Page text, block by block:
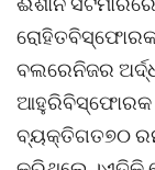
ରୋହିତବିସ୍ଫୋରକ
ବଲରେନିଜର
ଆହୁରିବିସ୍ଫୋରକ
ବ୍ୟକ୍ତିଗତ୭୦